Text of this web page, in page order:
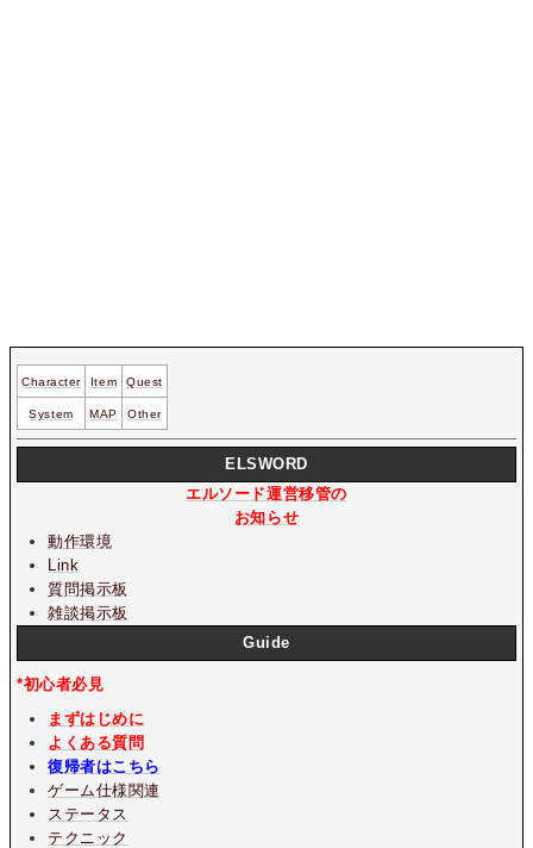
Character Item Quest
System MAP Other
ELSWORD
エルソード運営移管の
お知らせ
動作環境
Link
質問掲示板
雑談掲示板
Guide
*初心者必見
まずはじめに
よくある質問
復帰者はこちら
ゲーム仕様関連
ステータス
テクニック